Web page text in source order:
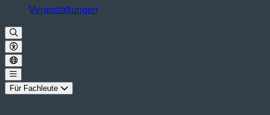
Veranstaltungen
Für Fachleute